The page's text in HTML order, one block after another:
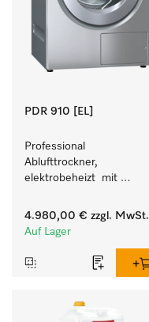
PDR 910 [EL]
Professional
Ablufttrockner,
elektrobeheizt  mit
Steuerung M Touch Pro
für höchste Flexibilität.
4.980,00 € zzgl. MwSt.
Auf Lager